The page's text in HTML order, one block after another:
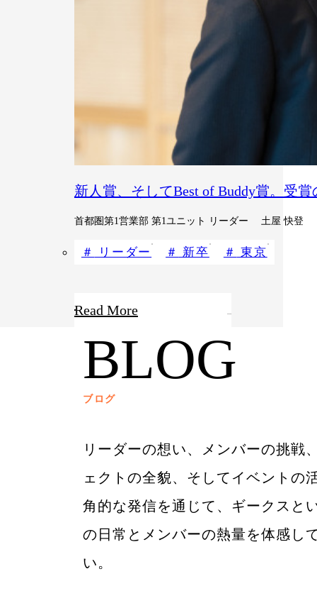
新人賞、そしてBest of Buddy賞。受
首都圏第1営業部 第1ユニット リーダー 土屋 快登
リーダー 新卒 東京
Read More
ブログ
BLOG
リーダーの想い、メンバーの挑戦
ェクトの全貌、そしてイベントの
角的な発信を通じて、ギークスと
の日常とメンバーの熱量を体感し
い。